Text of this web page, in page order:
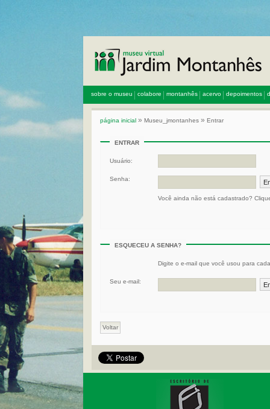
sobre o museu colabore montanhês acervo depoimentos
página inicial » Museu_jmontanhes » Entrar
ENTRAR
Usuário:
Senha:
Você ainda não está cadastrado?
ESQUECEU A SENHA?
Digite o e-mail que você usou para
Seu e-mail:
Voltar